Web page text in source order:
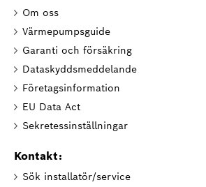
Om oss
Värmepumpsguide
Garanti och försäkring
Dataskyddsmeddelande
Företagsinformation
EU Data Act
Sekretessinställningar
Kontakt:
Sök installatör/service